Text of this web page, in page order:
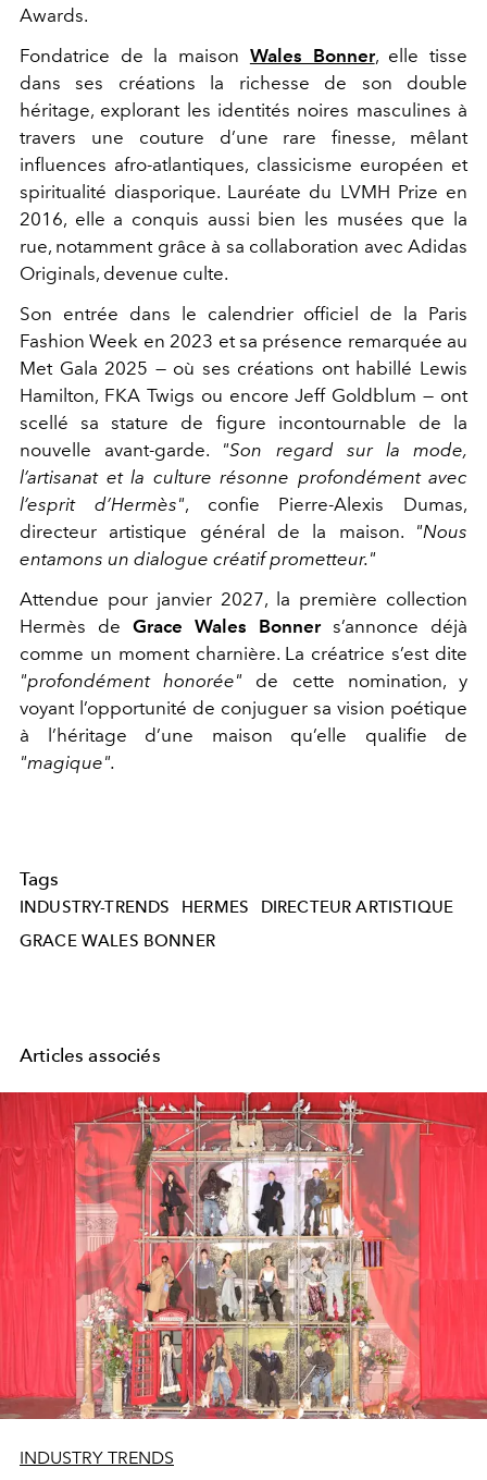
Awards.
Fondatrice de la maison Wales Bonner, elle tisse
dans ses créations la richesse de son double
héritage, explorant les identités noires masculines à
travers une couture d’une rare finesse, mêlant
influences afro-atlantiques, classicisme européen et
spiritualité diasporique. Lauréate du LVMH Prize en
2016, elle a conquis aussi bien les musées que la
rue, notamment grâce à sa collaboration avec Adidas
Originals, devenue culte.
Son entrée dans le calendrier officiel de la Paris
Fashion Week en 2023 et sa présence remarquée au
Met Gala 2025 — où ses créations ont habillé Lewis
Hamilton, FKA Twigs ou encore Jeff Goldblum — ont
scellé sa stature de figure incontournable de la
nouvelle avant-garde. "Son regard sur la mode,
l’artisanat et la culture résonne profondément avec
l’esprit d’Hermès", confie Pierre-Alexis Dumas,
directeur artistique général de la maison. "Nous
entamons un dialogue créatif prometteur."
Attendue pour janvier 2027, la première collection
Hermès de Grace Wales Bonners’annonce déjà
comme un moment charnière. La créatrice s’est dite
"profondément honorée" de cette nomination, y
voyant l’opportunité de conjuguer sa vision poétique
à l’héritage d’une maison qu’elle qualifie de
"magique".
Tags
INDUSTRY-TRENDS HERMES
DIRECTEUR ARTISTIQUE
GRACE WALES BONNER
Articles associés
INDUSTRY TRENDS